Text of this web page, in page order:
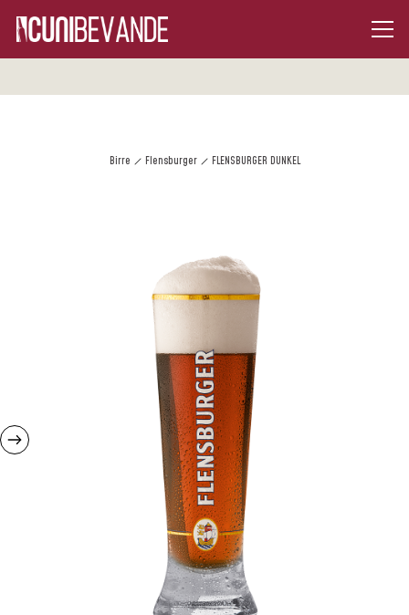
Birre Flensburger FLENSBURGER DUNKEL